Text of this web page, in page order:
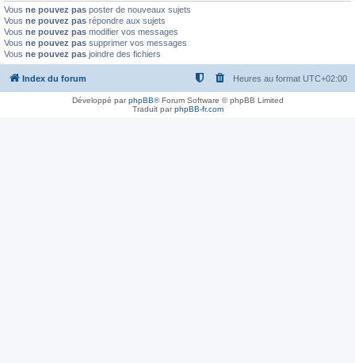
Vous ne pouvez pas poster de nouveaux sujets
Vous ne pouvez pas répondre aux sujets
Vous ne pouvez pas modifier vos messages
Vous ne pouvez pas supprimer vos messages
Vous ne pouvez pas joindre des fichiers
Index du forum Heures au format UTC+02:00
Développé parphpBB® Forum Software © phpBB Limited
Traduit parphpBB-fr.com